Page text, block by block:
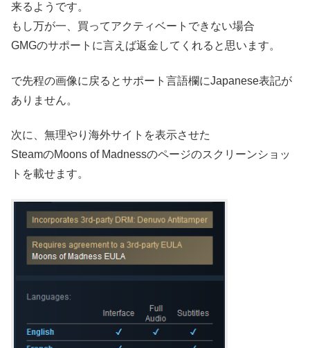
来るようです。
もし万が一、買ってアクティベートできない場合
GMGのサポートに言えば返金してくれると思います。
で先程の画像に戻るとサポート言語欄にJapanese表記が
ありません。
次に、無理やり海外サイトを表示させた
SteamのMoons of Madnessのページのスクリーンショッ
トを載せます。